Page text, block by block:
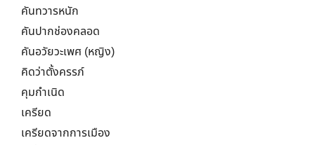
คันทวารหนัก
คันปากช่องคลอด
คันอวัยวะเพศ (หญิง)
คิดว่าตั้งครรภ์
คุมกำเนิด
เครียด
เครียดจากการเมือง